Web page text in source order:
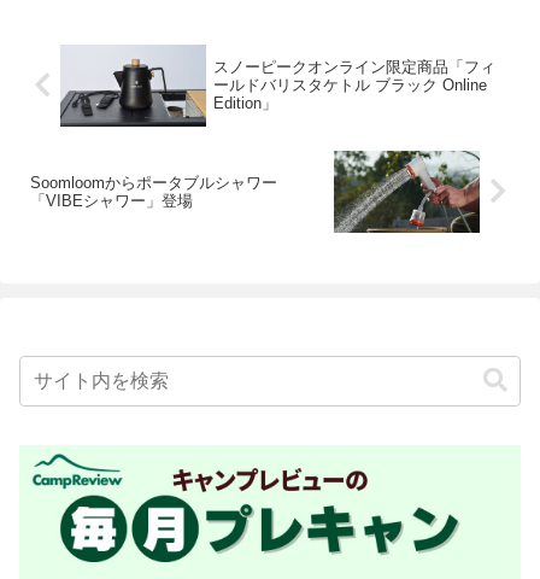
スノーピークオンライン限定商品「フィ
ールドバリスタケトル ブラック Online
Edition」
Soomloomからポータブルシャワー
「VIBEシャワー」登場